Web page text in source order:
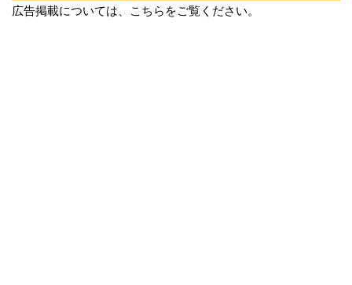
広告掲載については、こちらをご覧ください。